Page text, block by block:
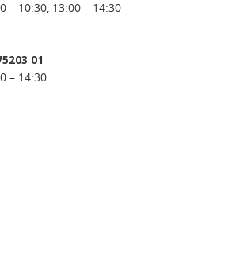
– 10:30, 13:00 – 14:30
01
– 14:30